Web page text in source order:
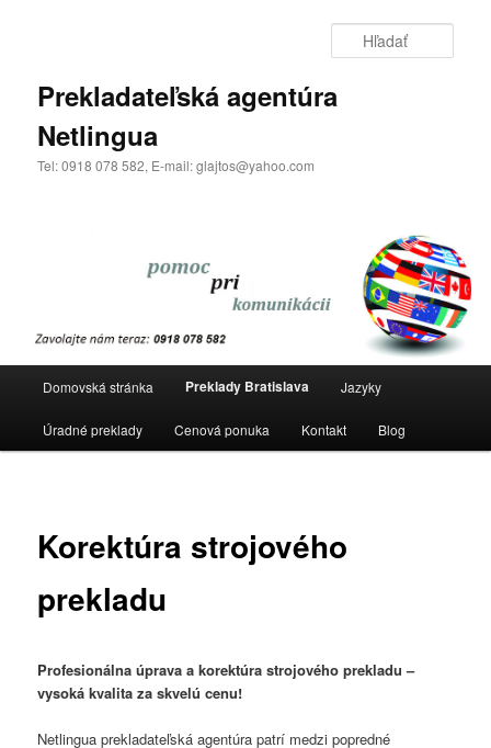
Prekladateľská agentúra
Netlingua
Tel: 0918 078 582, E-mail: glajtos@yahoo.com
Domovská stránka Preklady Bratislava Jazyky
Úradné preklady Cenová ponuka Kontakt Blog
Korektúra strojového
prekladu
Profesionálna úprava a korektúra strojového prekladu –
vysoká kvalita za skvelú cenu!
Netlingua prekladateľská agentúra patrí medzi popredné